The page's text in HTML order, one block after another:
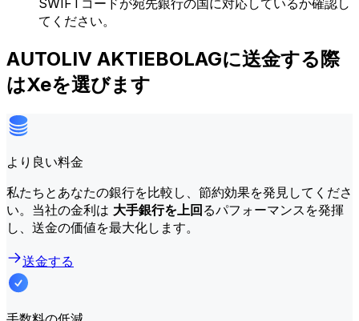
SWIFTコードが宛先銀行の国に対応しているか確認し
てください。
AUTOLIV AKTIEBOLAGに送金する際
はXeを選びます
より良い料金
私たちとあなたの銀行を比較し、節約効果を発見してくださ
い。当社の金利は 大手銀行を上回るパフォーマンスを発揮
し、送金の価値を最大化します。
送金する